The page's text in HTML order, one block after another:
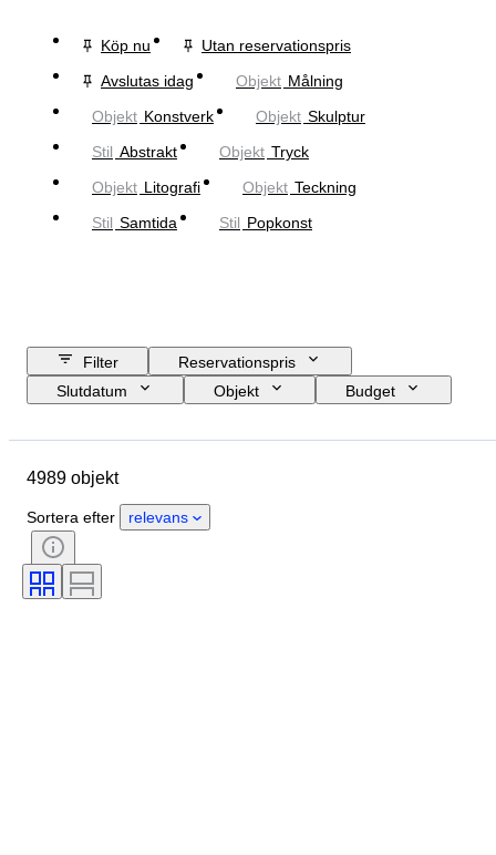
Köp nu
Utan reservationspris
Avslutas idag
Objekt Målning
Objekt Konstverk Objekt Skulptur
Stil Abstrakt Objekt Tryck
Objekt Litografi Objekt Teckning
Stil Samtida Stil Popkonst
Filter
Reservationspris
Slutdatum
Objekt
Budget
Period
Utgåva nr.
4989 objekt
Sortera efter relevans